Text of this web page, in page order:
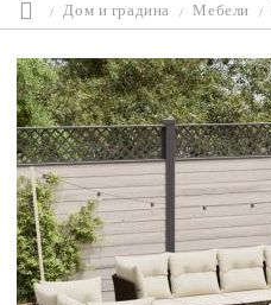
Дом и градина Мебели